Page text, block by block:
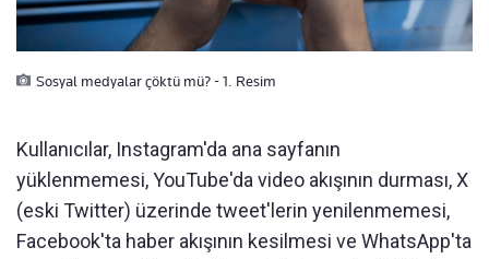
Sosyal medyalar çöktü mü? - 1. Resim
Kullanıcılar, Instagram'da ana sayfanın
yüklenmemesi, YouTube'da video akışının durması, X
(eski Twitter) üzerinde tweet'lerin yenilenmemesi,
Facebook'ta haber akışının kesilmesi ve WhatsApp'ta